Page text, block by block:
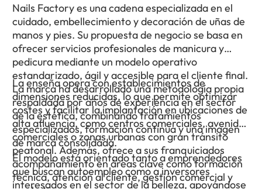
Nails Factory es una cadena especializada en el
cuidado, embellecimiento y decoración de uñas de
manos y pies. Su propuesta de negocio se basa en
ofrecer servicios profesionales de manicura y
pedicura mediante un modelo operativo
estandarizado, ágil y accesible para el cliente final.
La marca ha desarrollado una metodología propia
respaldada por años de experiencia en el sector
de la estética, combinando tratamientos
especializados, formación continua y una imagen
de marca consolidada.
La enseña opera con establecimientos de
dimensiones reducidas, lo que permite optimizar
costes y facilitar la implantación en ubicaciones de
alta afluencia, como centros comerciales, avenidas
comerciales o zonas urbanas con gran tránsito
peatonal. Además, ofrece a sus franquiciados
acompañamiento en áreas clave como formación
técnica, atención al cliente, gestión comercial y
El modelo está orientado tanto a emprendedores
que buscan autoempleo como a inversores
interesados en el sector de la belleza, apoyándose